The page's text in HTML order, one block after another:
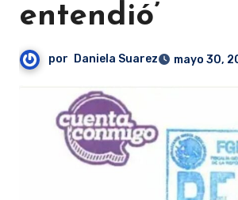
entendió’
por Daniela Suarez mayo 30,